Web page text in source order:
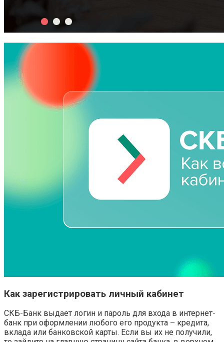
Как зарегистрировать личный кабинет
СКБ-Банк выдает логин и пароль для входа в интернет-
банк при оформлении любого его продукта – кредита,
вклада или банковской карты. Если вы их не получили,